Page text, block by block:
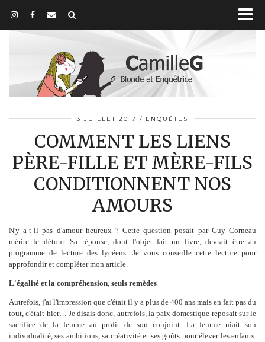
3 JUILLET 2017 ENQUÊTES
COMMENT LES LIENS
PÈRE-FILLE ET MÈRE-FILS
CONDITIONNENT NOS
AMOURS
N'y a-t-il pas d'amour heureux ? Cette question posait par Guy Corneau
mérite le détour. Sa réponse, dont l'objet fait un livre, devrait être au
programme de lecture des lycéens. Je vous conseille cette lecture pour
approfondir et compléter mon article.
L'égalité et la compréhension, seuls remèdes
Autrefois, j'ai l'impression que c'était il y a plus de 400 ans mais en fait pas du
tout, c'était hier… Je disais donc, autrefois, la paix domestique reposait sur le
sacrifice de la femme au profit de son conjoint. La femme niait son
individualité, ses ambitions, sa créativité et ses goûts pour élever les enfants.